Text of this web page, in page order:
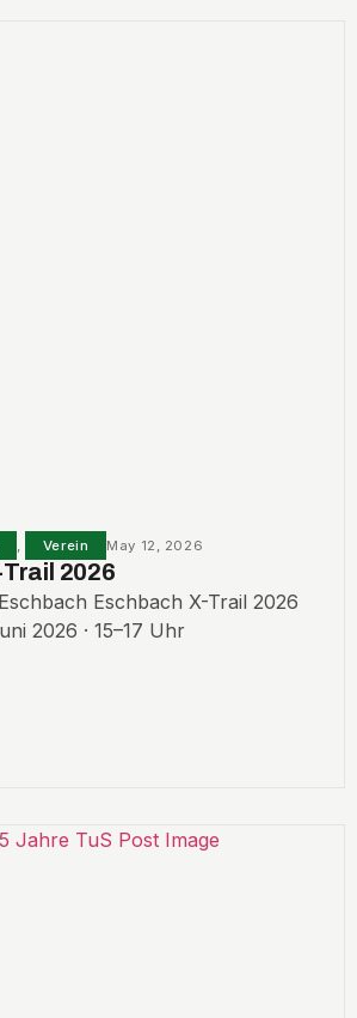
Verein May 12, 2026
2026
Eschbach X-Trail 2026
2026 · 15–17 Uhr